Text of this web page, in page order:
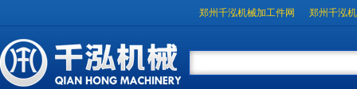
郑州千泓机械加工件网 郑州千泓